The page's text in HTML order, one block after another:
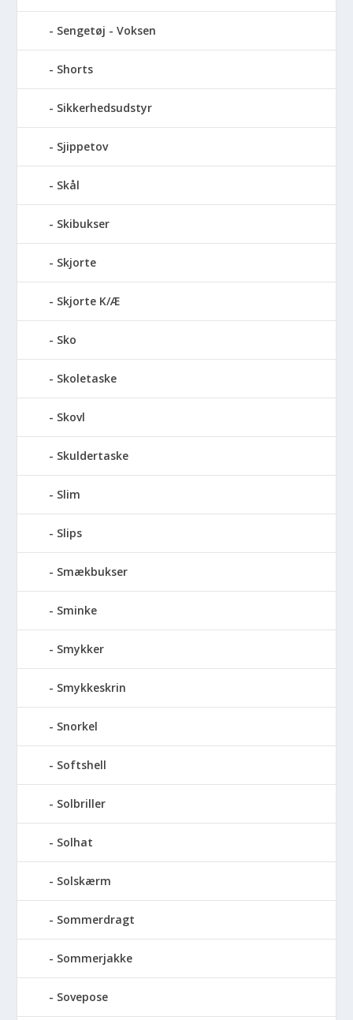
Sengetøj - Voksen
Shorts
Sikkerhedsudstyr
Sjippetov
Skål
Skibukser
Skjorte
Skjorte K/Æ
Sko
Skoletaske
Skovl
Skuldertaske
Slim
Slips
Smækbukser
Sminke
Smykker
Smykkeskrin
Snorkel
Softshell
Solbriller
Solhat
Solskærm
Sommerdragt
Sommerjakke
Sovepose